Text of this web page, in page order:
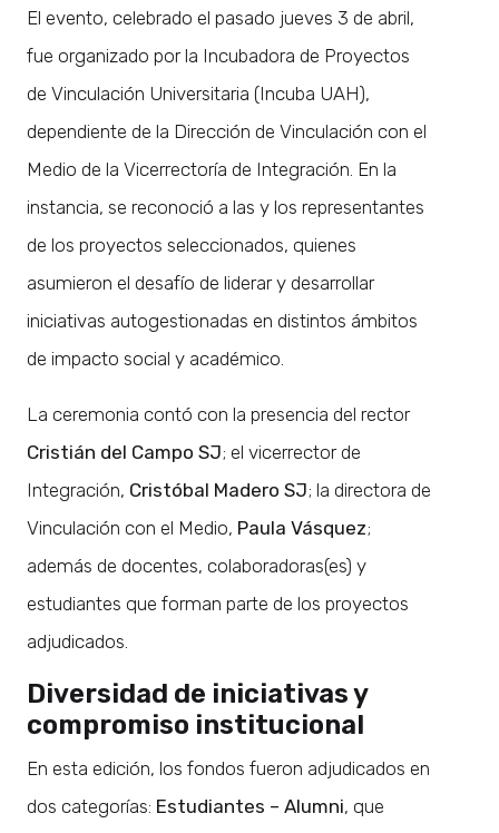
El evento, celebrado el pasado jueves 3 de abril,
fue organizado por la Incubadora de Proyectos
de Vinculación Universitaria (Incuba UAH),
dependiente de la Dirección de Vinculación con el
Medio de la Vicerrectoría de Integración. En la
instancia, se reconoció a las y los representantes
de los proyectos seleccionados, quienes
asumieron el desafío de liderar y desarrollar
iniciativas autogestionadas en distintos ámbitos
de impacto social y académico.
La ceremonia contó con la presencia del rector
Cristián del Campo SJ; el vicerrector de
Integración, Cristóbal Madero SJ; la directora de
Vinculación con el Medio, Paula Vásquez;
además de docentes, colaboradoras(es) y
estudiantes que forman parte de los proyectos
adjudicados.
Diversidad de iniciativas y
compromiso institucional
En esta edición, los fondos fueron adjudicados en
dos categorías: Estudiantes – Alumni, que